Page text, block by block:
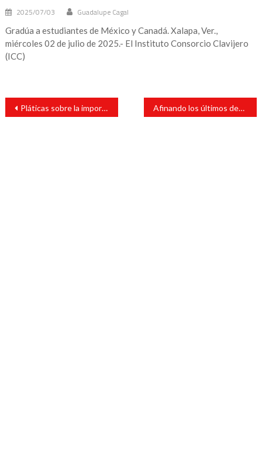
2025/07/03 Guadalupe Cagal
Gradúa a estudiantes de México y Canadá. Xalapa, Ver.,
miércoles 02 de julio de 2025.- El Instituto Consorcio Clavijero
(ICC)
Navegación
entradas
Pláticas sobre la importancia de la autoexploración en el mes de la lucha contra el cáncer de mama Afinando los últimos detalles para la realización del evento deportivo “BRUJAZO Edición 2023”